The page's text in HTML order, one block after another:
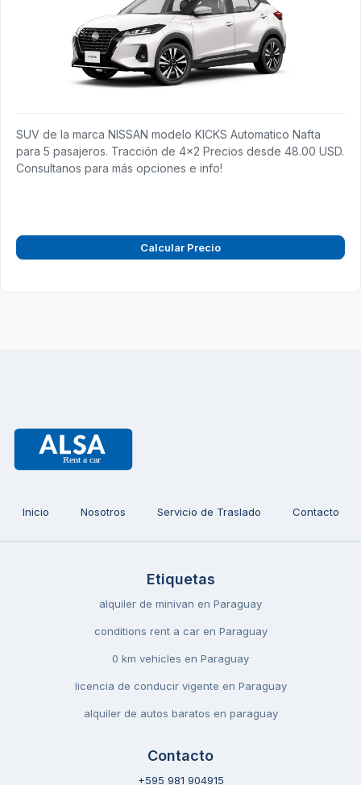
SUV de la marca NISSAN modelo KICKS Automatico Nafta
para 5 pasajeros. Tracción de 4x2 Precios desde 48.00 USD.
Consultanos para más opciones e info!
Calcular Precio
Inicio Nosotros Servicio de Traslado Contacto
Etiquetas
alquiler de minivan en Paraguay
conditions rent a car en Paraguay
0 km vehicles en Paraguay
licencia de conducir vigente en Paraguay
alquiler de autos baratos en paraguay
Contacto
+595 981 904915